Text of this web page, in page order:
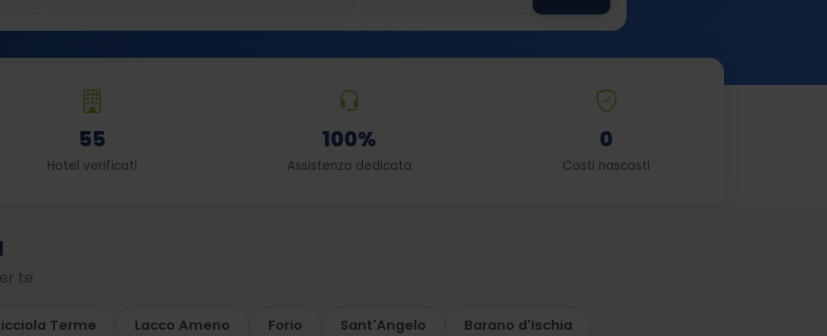
55
Hotel verificati
100%
Assistenza dedicata
0
Costi nascosti
te
Terme Lacco Ameno Forio Sant'Angelo Barano d'Ischia